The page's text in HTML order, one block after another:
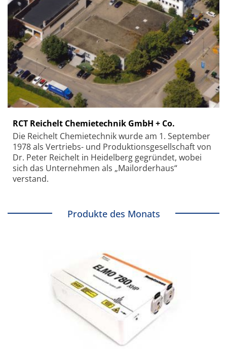
RCT Reichelt Chemietechnik GmbH + Co.
Die Reichelt Chemietechnik wurde am 1. September
1978 als Vertriebs- und Produktionsgesellschaft von
Dr. Peter Reichelt in Heidelberg gegründet, wobei
sich das Unternehmen als „Mailorderhaus“
verstand.
Produkte des Monats